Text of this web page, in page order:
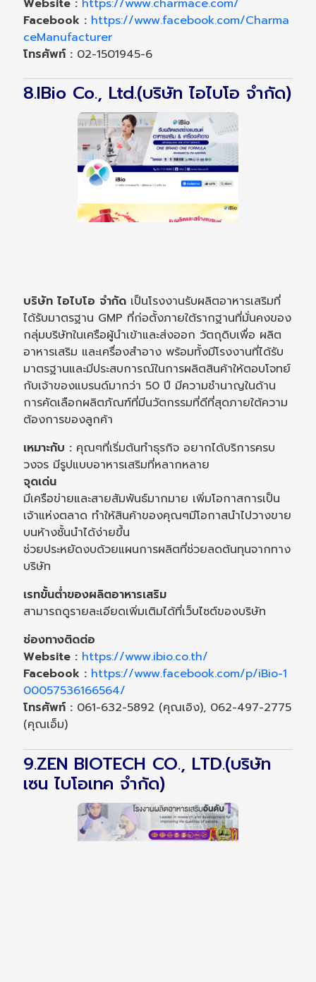
Facebook : https://www.facebook.com/Charma
ceManufacturer
โทรศัพท์ : 02-1501945-6
8.IBio Co., Ltd.(บริษัท ไอไบโอ จำกัด)
บริษัท ไอไบโอ จำกัด เป็นโรงงานรับผลิตอาหารเสริมที่
ได้รับมาตรฐาน GMP ที่ก่อตั้งภายใต้รากฐานที่มั่นคงของ
กลุ่มบริษัทในเครือผู้นำเข้าและส่งออก วัตถุดิบเพื่อ ผลิต
อาหารเสริม และเครื่องสำอาง พร้อมทั้งมีโรงงานที่ได้รับ
มาตรฐานและมีประสบการณ์ในการผลิตสินค้าให้ตอบโจทย์
กับเจ้าของแบรนด์มากว่า 50 ปี มีความชำนาญในด้าน
การคัดเลือกผลิตภัณฑ์ที่มีนวัตกรรมที่ดีที่สุดภายใต้ความ
ต้องการของลูกค้า
เหมาะกับ : คุณๆที่เริ่มต้นทำธุรกิจ อยากได้บริการครบ
วงจร มีรูปแบบอาหารเสริมที่หลากหลาย
จุดเด่น
มีเครือข่ายและสายสัมพันธ์มากมาย เพิ่มโอกาสการเป็น
เจ้าแห่งตลาด ทำให้สินค้าของคุณๆมีโอกาสนำไปวางขาย
บนห้างชั้นนำได้ง่ายขึ้น
ช่วยประหยัดงบด้วยแผนการผลิตที่ช่วยลดต้นทุนจากทาง
บริษัท
เรทขั้นต่ำของผลิตอาหารเสริม
สามารถดูรายละเอียดเพิ่มเติมได้ที่เว็บไซต์ของบริษัท
ช่องทางติดต่อ
Website : https://www.ibio.co.th/
Facebook : https://www.facebook.com/p/iBio-1
00057536166564/
โทรศัพท์ : 061-632-5892 (คุณเอิง), 062-497-2775
(คุณเอ็ม)
9.ZEN BIOTECH CO., LTD.(บริษัท
เซน ไบโอเทค จำกัด)